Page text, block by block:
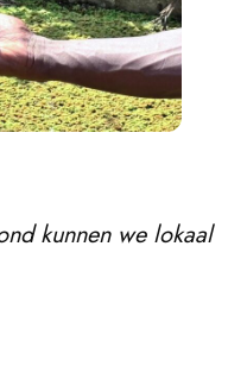
kunnen we lokaal